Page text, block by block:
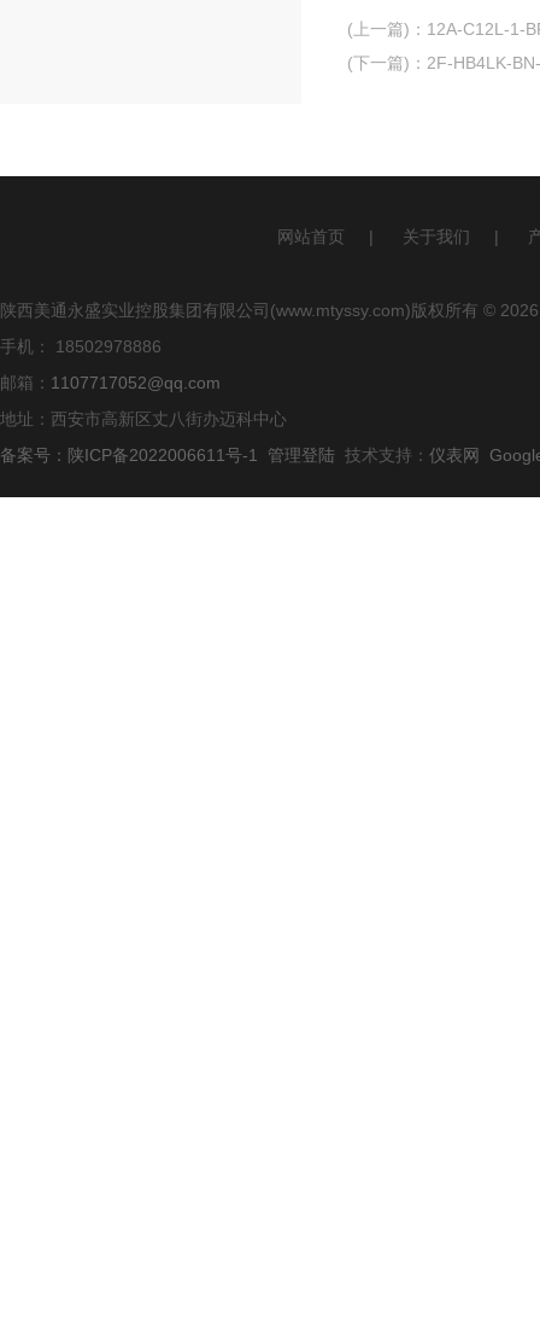
(上一篇) ： 12A-C12L-1-
(下一篇) ： 2F-HB4LK-
网站首页 | 关于我们 |
陕西美通永盛实业控股集团有限公司(www.mtyssy.com)版权所有 © 2026
手机： 18502978886
邮箱： 1107717052@qq.com
地址：西安市高新区丈八街办迈科中心
备案号：陕ICP备2022006611号-1
管理登陆 技术支持： 仪表网